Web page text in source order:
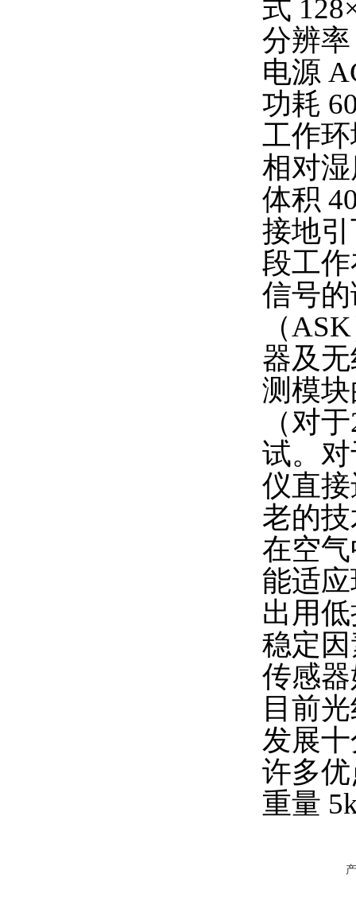
式
分辨
电源
功耗
工作环
相对湿
体积
接地
段工
信号
（
器及
测模
（对
试。
仪直
老的
在空
能适
出用
稳定
传感
目前
发展
许多
重量